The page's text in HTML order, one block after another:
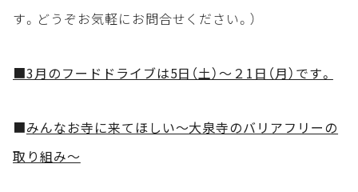
す。どうぞお気軽にお問合せください。）
■3月のフードドライブは5日（土）～２1日（月）です。
■みんなお寺に来てほしい～大泉寺のバリアフリーの
取り組み～